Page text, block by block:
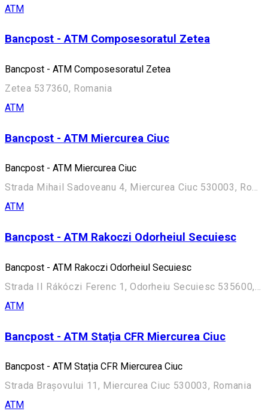
ATM
Bancpost - ATM Composesoratul Zetea
Bancpost - ATM Composesoratul Zetea
Zetea 537360, Romania
ATM
Bancpost - ATM Miercurea Ciuc
Bancpost - ATM Miercurea Ciuc
Strada Mihail Sadoveanu 4, Miercurea Ciuc 530003, Romania
ATM
Bancpost - ATM Rakoczi Odorheiul Secuiesc
Bancpost - ATM Rakoczi Odorheiul Secuiesc
Strada II Rákóczi Ferenc 1, Odorheiu Secuiesc 535600, Romania
ATM
Bancpost - ATM Stația CFR Miercurea Ciuc
Bancpost - ATM Stația CFR Miercurea Ciuc
Strada Brașovului 11, Miercurea Ciuc 530003, Romania
ATM